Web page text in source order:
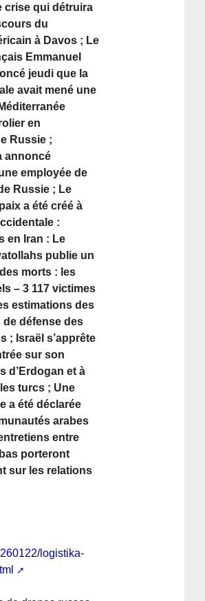
crise qui détruira
du
à Davos ; Le
Emmanuel
jeudi que la
avait mené une
en
Russie ;
annoncé
employée de
Russie ; Le
a été créé à
:
en Iran : Le
publie un
morts : les
– 3 117 victimes
estimations des
défense des
; Israël s’apprête
sur son
d’Erdogan et à
turcs ; Une
a été déclarée
arabes
entre
porteront
sur les relations
logistika-